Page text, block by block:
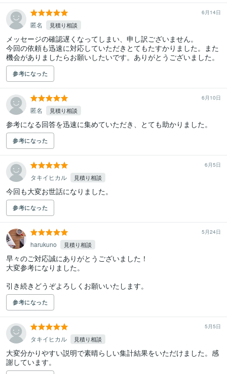
6月14日
匿名 見積り相談
メッセージの確認遅くなってしまい、申し訳ございません。
今回の依頼も迅速に対応していただきとてもたすかりました。また
参考になった
6月10日
匿名 見積り相談
参考になる回答を迅速に集めていただき、とても助かりました。
参考になった
6月5日
タキイヒカル 見積り相談
今回も大変お世話になりました。
参考になった
5月24日
harukuno 見積り相談
早々のご対応誠にありがとうございました！
大変参考になりました。
引き続きどうぞよろしくお願いいたします。
参考になった
5月5日
タキイヒカル 見積り相談
大変分かりやすい説明で素晴らしい集計結果をいただけました。感
謝しています。